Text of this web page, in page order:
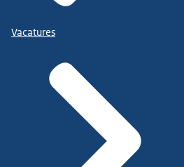
Vacatures